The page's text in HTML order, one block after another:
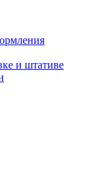
и штативе